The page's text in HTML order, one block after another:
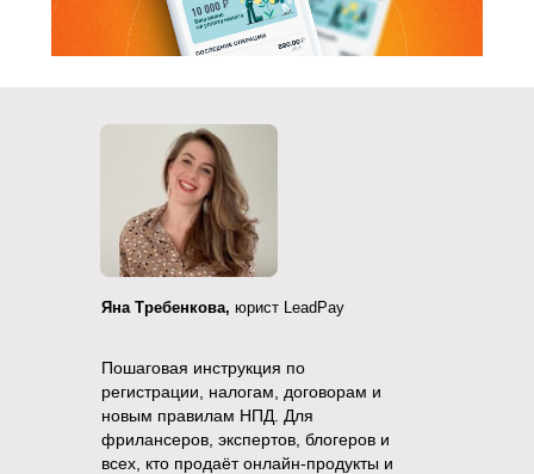
Пошаговая инструкция по
регистрации, налогам, договорам и
новым правилам НПД. Для
фрилансеров, экспертов, блогеров и
всех, кто продаёт онлайн-продукты и
Яна Требенкова, юрист LeadPay